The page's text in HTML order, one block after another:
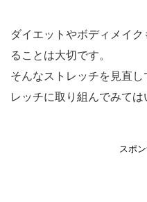
ダイエットやボディメイ
ることは大切です。
そんなストレッチを見直
レッチに取り組んでみては
スポ